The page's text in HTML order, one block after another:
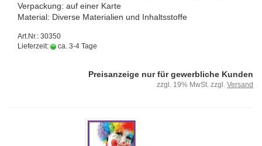
Ver­pa­ckung: auf einer Karte
Ma­te­ri­al: Di­ver­se Ma­te­ria­li­en und In­halts­stof­fe
Art.Nr.: 30350
Lieferzeit:
ca. 3-4 Tage
Preisanzeige nur für gewerbliche Kunden
zzgl. 19% MwSt. zzgl. Versand